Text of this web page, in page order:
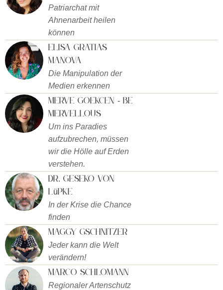
Patriarchat mit
Ahnenarbeit heilen
können
Elisa Gratias
Manova
Die Manipulation der
Medien erkennen
Merve Goekcen - Be
Mervellous
Um ins Paradies
aufzubrechen, müssen
wir die Hölle auf Erden
verstehen.
Dr. Geseko von
Lüpke
In der Krise die Chance
finden
Maggy Gschnitzer
Jeder kann die Welt
verändern!
Marco Schlomann
Regionaler Artenschutz